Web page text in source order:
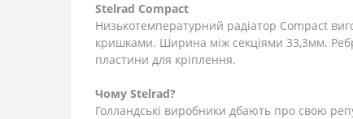
Stelrad Compact
Низькотемпературний радіатор Compact
кришками. Ширина між секціями 33,3мм.
пластини для кріплення.
Чому Stelrad?
Голландські виробники дбають про свою